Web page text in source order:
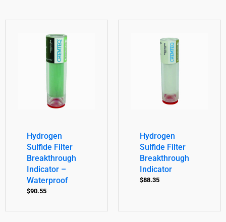
Hydrogen
Sulfide Filter
Breakthrough
Indicator –
Waterproof
$90.55
Hydrogen
Sulfide Filter
Breakthrough
Indicator
$88.35